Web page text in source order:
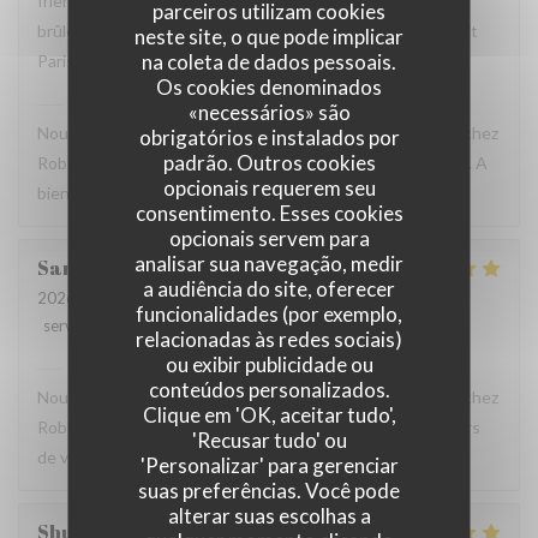
parceiros utilizam cookies
neste site, o que pode implicar
na coleta de dados pessoais.
Os cookies denominados
«necessários» são
obrigatórios e instalados por
padrão. Outros cookies
opcionais requerem seu
consentimento. Esses cookies
opcionais servem para
analisar sua navegação, medir
a audiência do site, oferecer
funcionalidades (por exemplo,
relacionadas às redes sociais)
ou exibir publicidade ou
conteúdos personalizados.
Clique em 'OK, aceitar tudo',
'Recusar tudo' ou
'Personalizar' para gerenciar
suas preferências. Você pode
alterar suas escolhas a
brûlée. We will definitely return here the next time we visit
Paris.
Robert et Louisehas responded to the review
Nous sommes ravis que vous ayez passé un bon moment chez
Robert et Louise, Et vous remercions pour votre message. A
bientôt ?
Sam
2026-07-17
- 17:45 - guests 2
service
ambience: 5/5 menu : 5/5 quality_price
Robert et Louisehas responded to the review
Nous sommes ravis que vous ayez passé un bon moment chez
Robert et Louise, que nous serons heureux de rééditer lors
de votre prochain passage.
Shunkuei